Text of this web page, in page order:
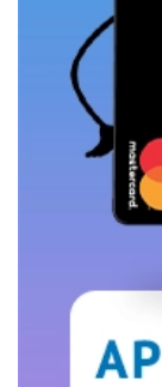
cookie-uri
acestora. Află